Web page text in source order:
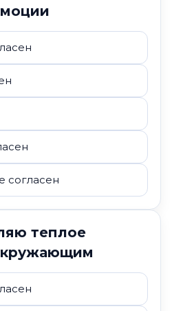
согласен
теплое